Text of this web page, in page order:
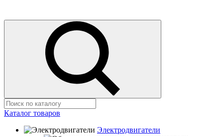
Каталог товаров
Электродвигатели